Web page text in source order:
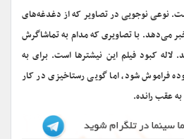
نوعی نوجویی در تصاویر که از دغدغه‌های
می‌دهد. با تصاویری که مدام به تماشاگرش
لاله کبود فیلم این نیشترها است. برای به
فراموش شود، اما گویی رستاخیزی در کار
عقب رانده.